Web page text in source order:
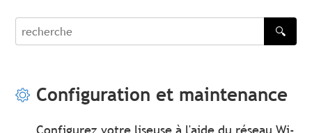
recherche
🔍
Configuration et maintenance